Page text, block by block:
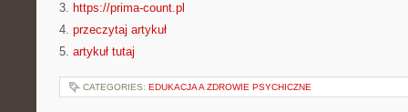
3. https://prima-count.pl
4. przeczytaj artykuł
5. artykuł tutaj
CATEGORIES: EDUKACJA A ZDROWIE PSYCHICZNE